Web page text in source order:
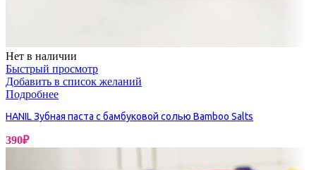
Нет в наличии
Быстрый просмотр
Добавить в список желаний
Подробнее
HANIL Зубная паста с бамбуковой солью Bamboo Salts
390₽